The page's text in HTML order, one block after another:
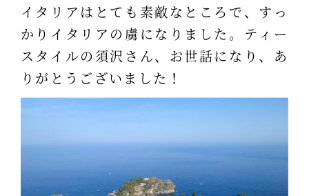
イタリアはとても素敵なところで、すっ
かりイタリアの虜になりました。ティー
スタイルの須沢さん、お世話になり、あ
りがとうございました！